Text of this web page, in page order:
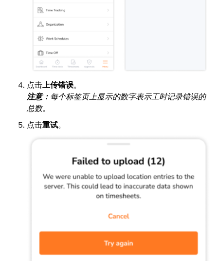
点击上传错误。
注意： 每个标签页上显示的数字表示工时记录错误的
总数。
点击重试。